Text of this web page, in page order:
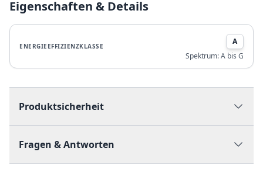
Eigenschaften & Details
ENERGIEEFFIZIENZKLASSE
A
Spektrum:A bis G
Produktsicherheit
Fragen & Antworten